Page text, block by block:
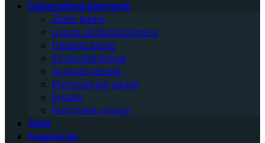
Dekorativni elementi
Zidne lajsne
Lajsne od duropolimera
Ugaone lajsne
Ornament lajsne
Skrivači rasvete
Plafonski led paneli
Rozete
Plafonske obloge
Alati
Inspiracija